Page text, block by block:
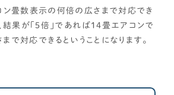
ン畳数表示の何倍の広さまで対応でき
結果が「５倍」であれば14畳エアコンで
で対応できるということになります。